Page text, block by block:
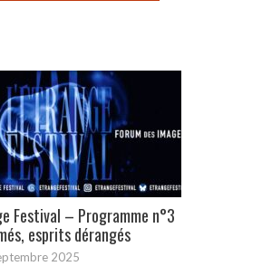
Festival – Programme n°3
esprits dérangés
2025